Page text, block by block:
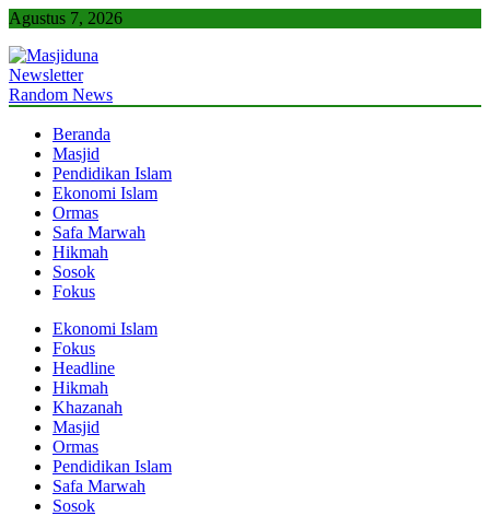
Skip
content
Agustus 7, 2026
Masjiduna
Referensi Berita Islam Indonesia
Newsletter
Random News
Beranda
Masjid
Pendidikan Islam
Ekonomi Islam
Ormas
Safa Marwah
Hikmah
Sosok
Fokus
Ekonomi Islam
Fokus
Headline
Hikmah
Khazanah
Masjid
Ormas
Pendidikan Islam
Safa Marwah
Sosok